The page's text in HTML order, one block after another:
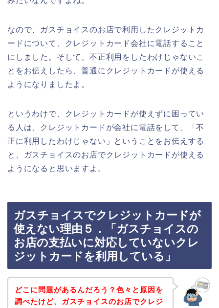
なので、ガスチョイスのお店で利用したクレジットカ
ードについて、クレジットカード会社に電話すること
にしました。そして、不正利用をしたわけじゃないこ
とをお伝えしたら、普通にクレジットカードが使える
ようになりましたよ。
というわけで、クレジットカードが使えずに困ってい
る人は、クレジットカードが会社に電話をして、「不
正に利用したわけじゃない」ということをお伝えする
と、ガスチョイスのお店でクレジットカードが使える
ようになると思いますよ。
ガスチョイスでクレジットカードが
使えない理由５．「ガスチョイスの
お店の支払いに対応していないクレ
ジットカードを利用している」
どこに問題があるんだろう？色々と原因を
調べたけど、ガスチョイスのお店でクレジ